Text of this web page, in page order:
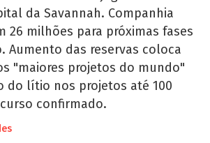
da Savannah. Companhia
26 milhões para próximas fases
Aumento das reservas coloca
"maiores projetos do mundo"
do lítio nos projetos até 100
confirmado.